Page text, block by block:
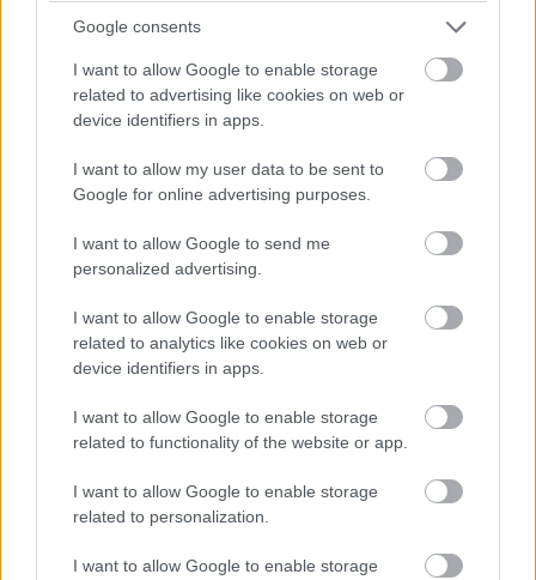
Google consents
I want to allow Google to enable storage
related to advertising like cookies on web or
device identifiers in apps.
I want to allow my user data to be sent to
Google for online advertising purposes.
I want to allow Google to send me
personalized advertising.
I want to allow Google to enable storage
related to analytics like cookies on web or
device identifiers in apps.
I want to allow Google to enable storage
related to functionality of the website or app.
I want to allow Google to enable storage
related to personalization.
I want to allow Google to enable storage
Brundle hozza majd a célba a P2 5-6. helyéért
Inter Europol, minden elismerést megérdemelnek.
Amit viszont le lehetne, az Frijns 10 másodperces
hátránya Yifeijel szemben... Csakhogy van valami baj a #31-es
biztosan veszítenek majd.
A Próban Pier Guidi és Garcia között 50 másodperc
van. Ezt egy safety car éppen-éppen lenullázhatja még, de
erőből ezt még annyira se lehet itt ledolgozni, ahogy a 100-at
az amatőrök között.
A különbség nagyjából 1:40, lesz még 20 kör, ez
körönként 5 másodpercet jelentene. Erőből nem nagyon lehet
megoldani, de ha a szerencse is Fraga kezére játszik,
visszahozhatja a sírból (avagy az éjszakai defektből) a